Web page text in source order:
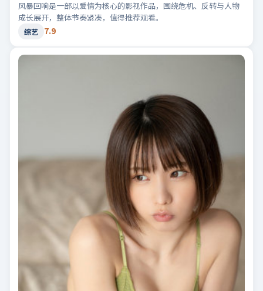
风暴回响是一部以爱情为核心的影视作品，围绕危机、反转与人物
成长展开，整体节奏紧凑，值得推荐观看。
综艺 7.9